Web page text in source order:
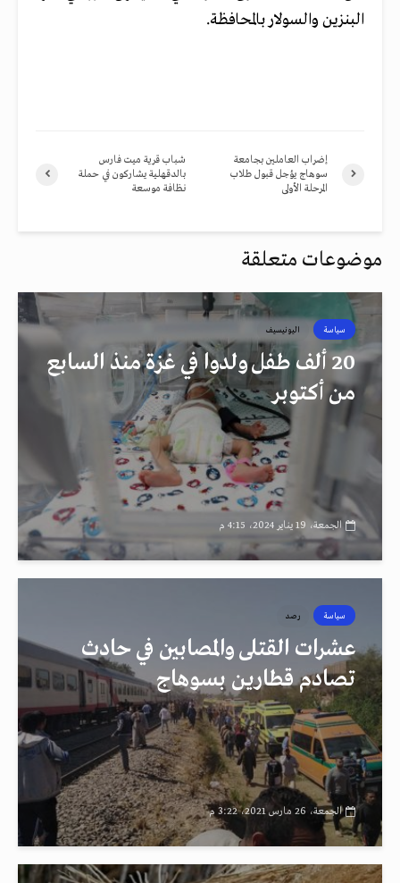
البنزين والسولار بالمحافظة.
شباب قرية ميت فارس
بالدقهلية يشاركون في حملة
نظافة موسعة
إضراب العاملين بجامعة
سوهاج يؤجل قبول طلاب
المرحلة الأولى
موضوعات متعلقة
سياسة اليونيسيف
20 ألف طفل ولدوا في غزة منذ السابع
من أكتوبر
الجمعة، 19 يناير 2024، 4:15 م
سياسة رصد
عشرات القتلى والمصابين في حادث
تصادم قطارين بسوهاج
الجمعة، 26 مارس 2021، 3:22 م